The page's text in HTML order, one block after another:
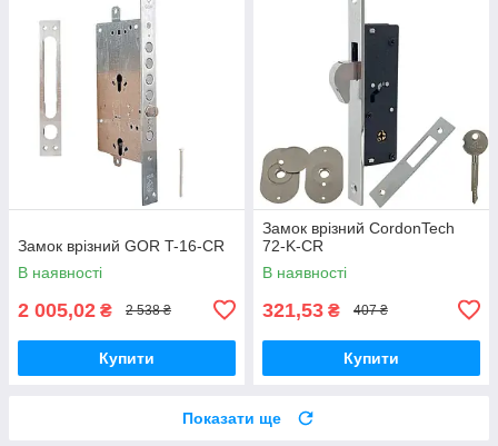
Замок врізний GOR T-16-CR
В наявності
2 005,02 ₴ 2 538 ₴
Купити
Замок врізний CordonTech
72-K-CR
В наявності
321,53 ₴ 407 ₴
Купити
Показати ще